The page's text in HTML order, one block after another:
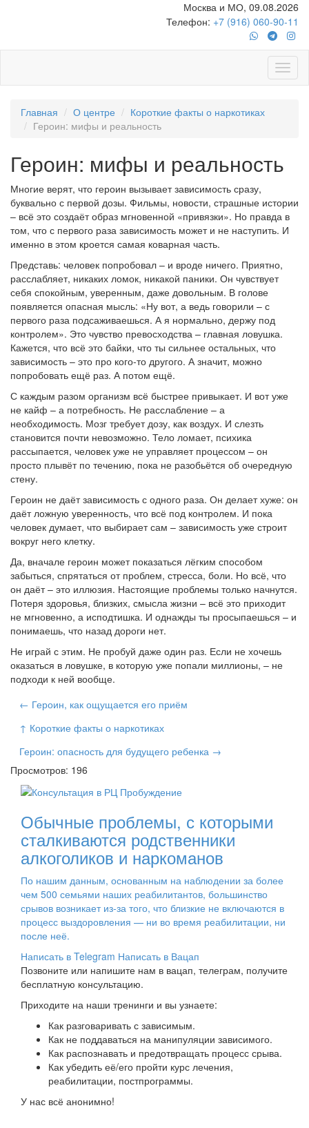
Москва и МО, 09.08.2026
Телефон: +7 (916) 060-90-11
Главная О центре
Короткие факты о наркотиках
Героин: мифы и реальность
Героин: мифы и реальность
Многие верят, что героин вызывает зависимость сразу,
буквально с первой дозы. Фильмы, новости, страшные истории
– всё это создаёт образ мгновенной «привязки». Но правда в
том, что с первого раза зависимость может и не наступить. И
именно в этом кроется самая коварная часть.
Представь: человек попробовал – и вроде ничего. Приятно,
расслабляет, никаких ломок, никакой паники. Он чувствует
себя спокойным, уверенным, даже довольным. В голове
появляется опасная мысль: «Ну вот, а ведь говорили – с
первого раза подсаживаешься. А я нормально, держу под
контролем». Это чувство превосходства – главная ловушка.
Кажется, что всё это байки, что ты сильнее остальных, что
зависимость – это про кого-то другого. А значит, можно
попробовать ещё раз. А потом ещё.
С каждым разом организм всё быстрее привыкает. И вот уже
не кайф – а потребность. Не расслабление – а
необходимость. Мозг требует дозу, как воздух. И слезть
становится почти невозможно. Тело ломает, психика
рассыпается, человек уже не управляет процессом – он
просто плывёт по течению, пока не разобьётся об очередную
стену.
Героин не даёт зависимость с одного раза. Он делает хуже: он
даёт ложную уверенность, что всё под контролем. И пока
человек думает, что выбирает сам – зависимость уже строит
вокруг него клетку.
Да, вначале героин может показаться лёгким способом
забыться, спрятаться от проблем, стресса, боли. Но всё, что
он даёт – это иллюзия. Настоящие проблемы только начнутся.
Потеря здоровья, близких, смысла жизни – всё это приходит
не мгновенно, а исподтишка. И однажды ты просыпаешься – и
понимаешь, что назад дороги нет.
Не играй с этим. Не пробуй даже один раз. Если не хочешь
оказаться в ловушке, в которую уже попали миллионы, – не
подходи к ней вообще.
← Героин, как ощущается его приём
↑ Короткие факты о наркотиках
Героин: опасность для будущего ребенка →
Просмотров: 196
Обычные проблемы, с которыми
сталкиваются родственники
алкоголиков и наркоманов
По нашим данным, основанным на наблюдении за более
чем 500 семьями наших реабилитантов, большинство
срывов возникает из-за того, что близкие не включаются в
процесс выздоровления — ни во время реабилитации, ни
после неё.
Написать в Telegram Написать в Вацап
Позвоните или напишите нам в вацап, телеграм, получите
бесплатную консультацию.
Приходите на наши тренинги и вы узнаете:
Как разговаривать с зависимым.
Как не поддаваться на манипуляции зависимого.
Как распознавать и предотвращать процесс срыва.
Как убедить её/его пройти курс лечения,
реабилитации, постпрограммы.
У нас всё анонимно!